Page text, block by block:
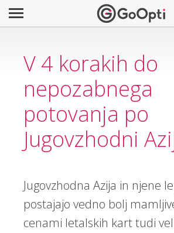
V 4 korakih do
nepozabnega
potovanja po
Jugovzhodni
Jugovzhodna Azija in njene
postajajo vedno bolj
cenami letalskih kart tudi